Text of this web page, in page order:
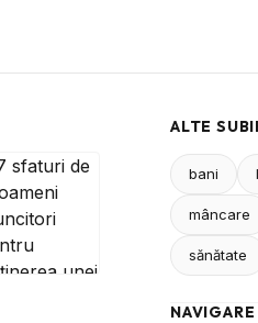
ALTE
bani
mâncare
sănătate